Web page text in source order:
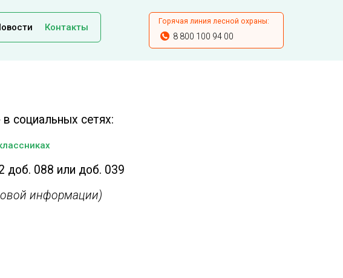
Контакты
Горячая линия лесной охраны:
8 800 100 94 00
социальных сетях:
доб. 088 или доб. 039
информации)